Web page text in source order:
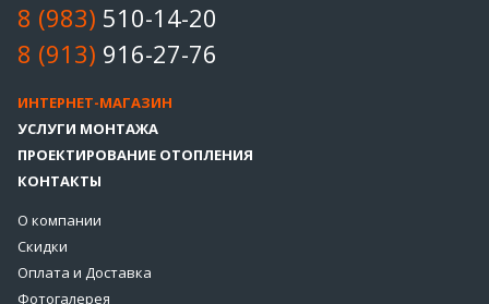
8 (983) 510-14-20
8 (913) 916-27-76
ИНТЕРНЕТ-МАГАЗИН
УСЛУГИ МОНТАЖА
ПРОЕКТИРОВАНИЕ ОТОПЛЕНИЯ
КОНТАКТЫ
О компании
Скидки
Оплата и Доставка
Фотогалерея